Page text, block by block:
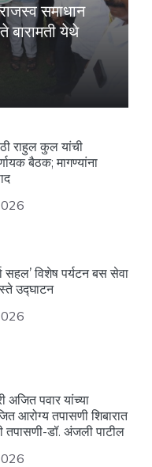
समाधान
बारामती येथे
राहुल कुल यांची
बैठक; मागण्यांना
सहल’ विशेष पर्यटन बस सेवा
उद्घाटन
अजित पवार यांच्या
आरोग्य तपासणी शिबारात
तपासणी-डॉ. अंजली पाटील